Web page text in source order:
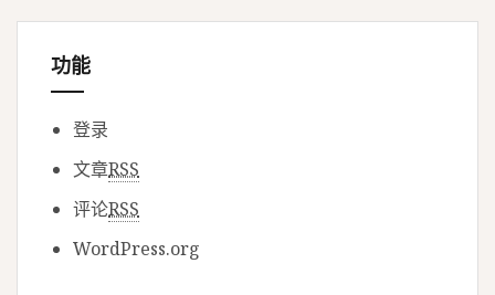
功能
登录
文章RSS
评论RSS
WordPress.org